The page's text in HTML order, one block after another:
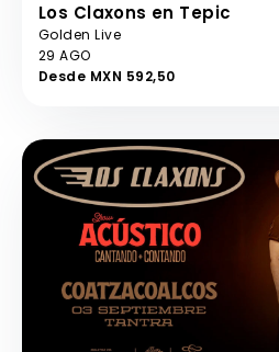
Los Claxons en Tepic
Golden Live
29 AGO
Desde MXN 592,50